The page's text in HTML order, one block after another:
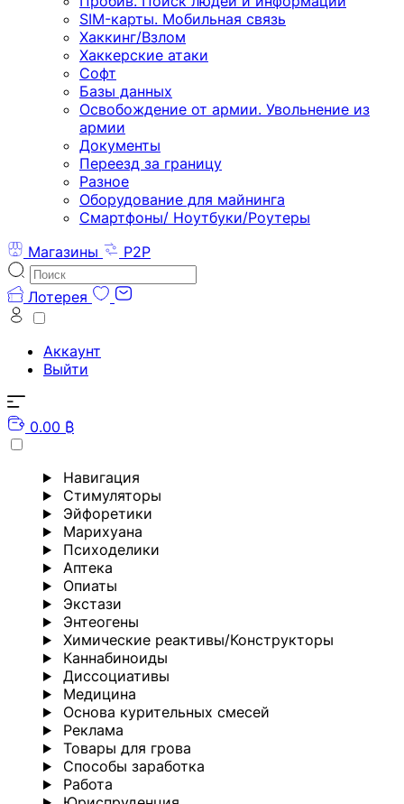
SIM-карты. Мобильная связь
Хаккинг/Взлом
Хаккерские атаки
Софт
Базы данных
Освобождение от армии. Увольнение из
армии
Документы
Переезд за границу
Разное
Оборудование для майнинга
Смартфоны/ Ноутбуки/Роутеры
Магазины
P2P
Лотерея
Аккаунт
Выйти
0.00 ₿
Навигация
Стимуляторы
Эйфоретики
Марихуана
Психоделики
Аптека
Опиаты
Экстази
Энтеогены
Химические реактивы/Конструкторы
Каннабиноиды
Диссоциативы
Медицина
Основа курительных смесей
Реклама
Товары для грова
Способы заработка
Работа